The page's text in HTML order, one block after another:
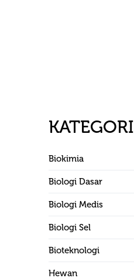
KATEGORI
Biokimia
Biologi Dasar
Biologi Medis
Biologi Sel
Bioteknologi
Hewan